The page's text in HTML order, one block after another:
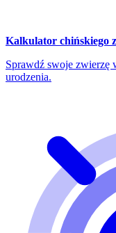
Kalkulator chińskiego
Sprawdź swoje zwierzę
urodzenia.